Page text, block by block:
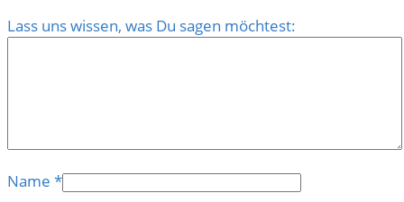
Lass uns wissen, was Du sagen möchtest:
Name *